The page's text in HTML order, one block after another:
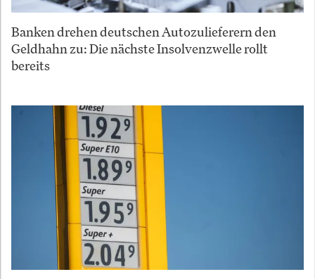
Banken drehen deutschen Autozulieferern den
Geldhahn zu: Die nächste Insolvenzwelle rollt
bereits